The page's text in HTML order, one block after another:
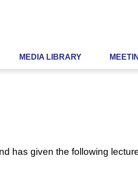
MEDIA LIBRARY
has given the following